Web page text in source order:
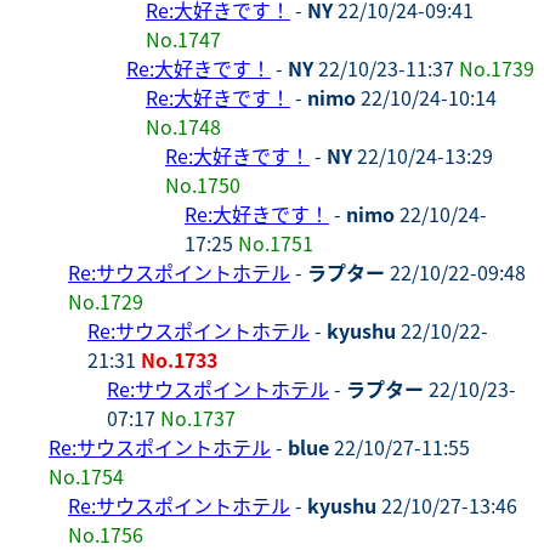
Re:大好きです！ - NY22/10/24-09:41
No.1747
Re:大好きです！ - NY22/10/23-11:37 No.1739
Re:大好きです！ - nimo22/10/24-10:14
No.1748
Re:大好きです！ - NY22/10/24-13:29
No.1750
Re:大好きです！ - nimo22/10/24-
17:25 No.1751
Re:サウスポイントホテル - ラプター 22/10/22-09:48
No.1729
Re:サウスポイントホテル - kyushu 22/10/22-
21:31 No.1733
Re:サウスポイントホテル - ラプター 22/10/23-
07:17 No.1737
Re:サウスポイントホテル - blue22/10/27-11:55
No.1754
Re:サウスポイントホテル - kyushu 22/10/27-13:46
No.1756